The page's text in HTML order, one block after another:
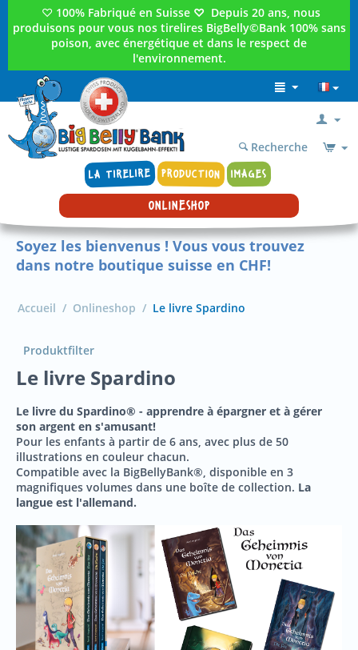
♡ 100% Fabriqué en Suisse ♡ Depuis 20 ans, nous
produisons pour vous nos tirelires BigBelly©Bank 100% sans
poison, avec énergétique et dans le respect de
l'environnement.
LA TIRELIRE PRODUCTION IMAGES
Recherche
ONLINESHOP
Soyez les bienvenus ! Vous vous trouvez
dans notre boutique suisse en CHF!
Accueil / Onlineshop / Le livre Spardino
Produktfilter
Le livre Spardino
Le livre du Spardino® - apprendre à épargner et à gérer
son argent en s'amusant!
Pour les enfants à partir de 6 ans, avec plus de 50
illustrations en couleur chacun.
Compatible avec la BigBellyBank®, disponible en 3
magnifiques volumes dans une boîte de collection. La
langue est l'allemand.